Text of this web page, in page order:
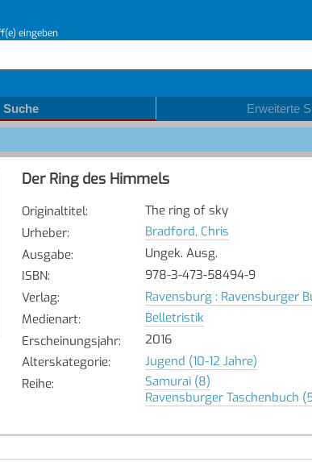
eingeben
Suche Erweiterte
Der Ring des Himmels
Originaltitel:
The ring of sky
Urheber:
Bradford, Chris
Ausgabe:
Ungek. Ausg.
ISBN:
978-3-473-58494-9
Verlag:
Ravensburg : Ravensburger
Medienart:
Belletristik
Erscheinungsjahr:
2016
Alterskategorie:
Jugend (10-12 Jahre)
Reihe:
Samurai (8)
Ravensburger Taschenbuch